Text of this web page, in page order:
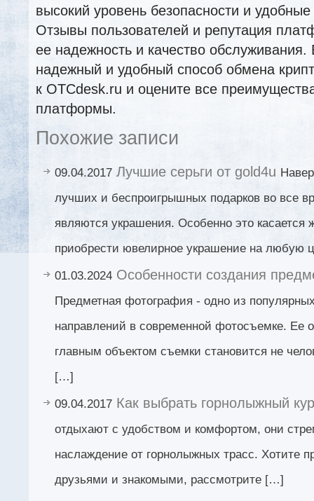
высокий уровень безопасности и
Отзывы пользователей и репутация
ее надежность и качество
надежный и удобный способ обмена
к OTCdesk.ru и оцените все
платформы.
Похожие записи
09.04.2017 Лучшие серьги от gold4u
лучших и беспроигрышных подарков во все
являются украшения. Особенно это касается
приобрести ювелирное украшение на любую
01.03.2024 Особенности создания
Предметная фотография - одно из
направлений в современной фотосъемке. Ее
главным объектом съемки становится не
[…]
09.04.2017 Как выбрать горнолыжный
отдыхают с удобством и комфортом, они
наслаждение от горнолыжных трасс. Хотите
друзьями и знакомыми, рассмотрите […]